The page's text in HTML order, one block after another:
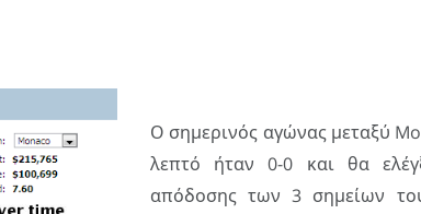
Ο σημερινός αγώνας μεταξύ
λεπτό ήταν 0-0 και θα
απόδοσης των 3 σημείων